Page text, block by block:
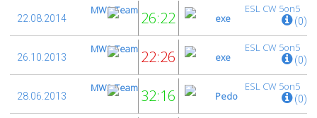
MW2-Team ESL CW 5on5
22.08.2014
MW2-Team
26:22 exe (0)
ESL CW 5on5
26.10.2013
MW2-Team
22:26 exe (0)
ESL CW 5on5
28.06.2013 32:16 Pedo (0)